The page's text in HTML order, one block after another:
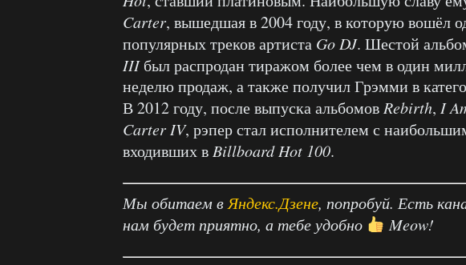
Carter, вышедшая в 2004 году, в которую вошёл
популярных треков артиста Go DJ. Шестой
IIIбыл распродан тиражом более чем в один
неделю продаж, а также получил Грэмми в
В 2012 году, после выпуска альбомов Rebirth, I
Carter IV, рэпер стал исполнителем с
входивших в Billboard Hot 100.
Мы обитаем в Яндекс.Дзене, попробуй. Есть
нам будет приятно, а тебе удобно
Meow!